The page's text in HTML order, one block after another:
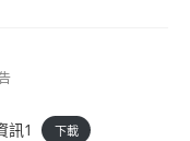
訊1 下載